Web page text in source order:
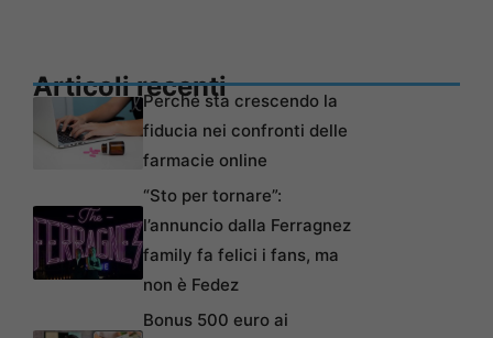
Articoli recentiPerché sta crescendo la
fiducia nei confronti delle
farmacie online
“Sto per tornare”:
l’annuncio dalla Ferragnez
family fa felici i fans, ma
non è Fedez
Bonus 500 euro ai